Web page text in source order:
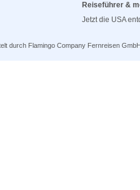
Reiseführer &
Jetzt die USA
durch Flamingo Company Fernreisen